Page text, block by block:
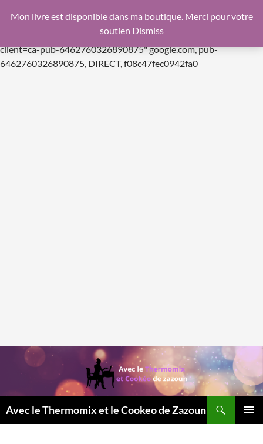
f08c47fec0942fa0
https://pagead2.googlesyndication.com/pagead/js/
client=ca-pub-6462760326890875"google.com, pub-
6462760326890875, DIRECT, f08c47fec0942fa0Aller
Avec le Thermomix et le Cookeo de Zazoun
Mon livre est disponible dans ma boutique. Merci pour votre
soutien Dismiss